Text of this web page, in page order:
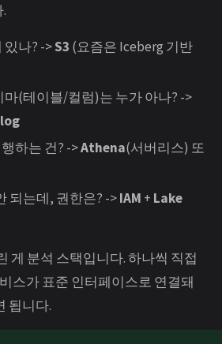
있나? ->S3 (요즘은 Iceberg 기반
마(테이블/컬럼)는 누가 아나? ->
하는 건? ->Athena(서버리스) 또
되는데, 권한은? ->IAM + Lake
게 분석 스택입니다. 하나씩 직접
스가 표준 인터페이스로 연결돼
됩니다.